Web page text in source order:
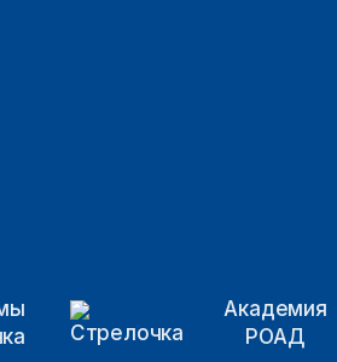
Академия
РОАД